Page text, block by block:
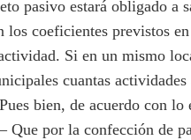
pasivo estará obligado a
los coeficientes previstos
Si en un mismo
cuantas
bien, de acuerdo con lo
por la confección de